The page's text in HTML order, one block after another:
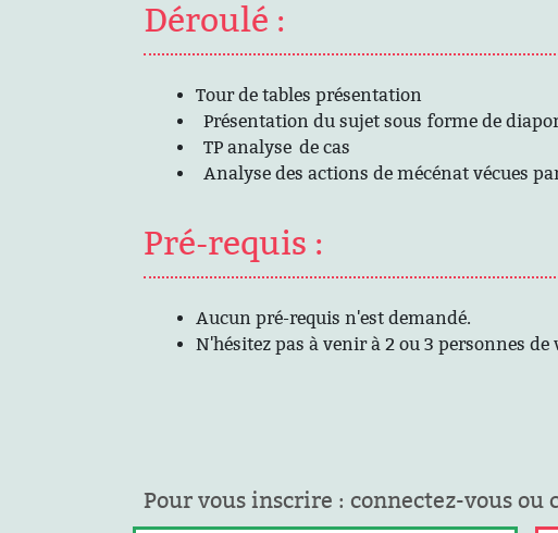
Déroulé :
Tour de tables présentation
Présentation du sujet sous forme de
TP analyse de cas
Analyse des actions de mécénat vécues
Pré-requis :
Aucun pré-requis n'est demandé.
N'hésitez pas à venir à 2 ou 3 personnes de
Pour vous inscrire : connectez-vous ou